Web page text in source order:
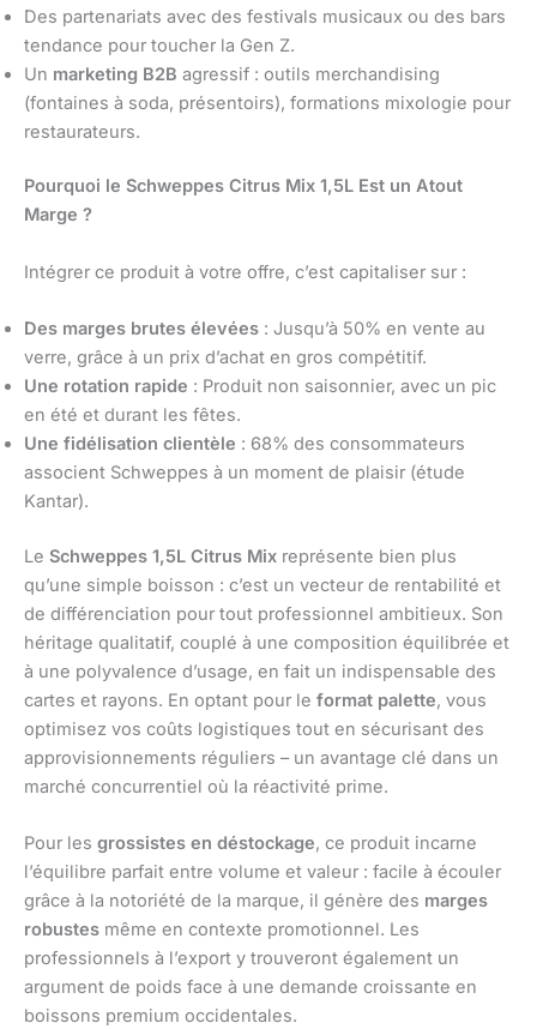
Des partenariats avec des festivals musicaux ou des bars
tendance pour toucher la Gen Z.
Un marketing B2B agressif : outils merchandising
(fontaines à soda, présentoirs), formations mixologie pour
restaurateurs.
Pourquoi le Schweppes Citrus Mix 1,5L Est un Atout
Marge ?
Intégrer ce produit à votre offre, c’est capitaliser sur :
Des marges brutes élevées : Jusqu’à 50% en vente au
verre, grâce à un prix d’achat en gros compétitif.
Une rotation rapide : Produit non saisonnier, avec un pic
en été et durant les fêtes.
Une fidélisation clientèle : 68% des consommateurs
associent Schweppes à un moment de plaisir (étude
Kantar).
Le Schweppes 1,5L Citrus Mix représente bien plus
qu’une simple boisson : c’est un vecteur de rentabilité et
de différenciation pour tout professionnel ambitieux. Son
héritage qualitatif, couplé à une composition équilibrée et
à une polyvalence d’usage, en fait un indispensable des
cartes et rayons. En optant pour le format palette, vous
optimisez vos coûts logistiques tout en sécurisant des
approvisionnements réguliers – un avantage clé dans un
marché concurrentiel où la réactivité prime.
Pour les grossistes en déstockage, ce produit incarne
l’équilibre parfait entre volume et valeur : facile à écouler
grâce à la notoriété de la marque, il génère des marges
robustes même en contexte promotionnel. Les
professionnels à l’export y trouveront également un
argument de poids face à une demande croissante en
boissons premium occidentales.